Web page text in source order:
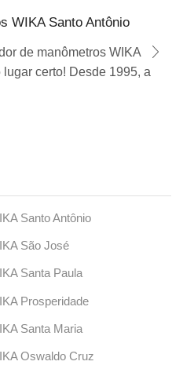
WIKA Santo Antônio
de manômetros WIKA
certo! Desde 1995, a
Santo Antônio
São José
Santa Paula
Prosperidade
Santa Maria
Oswaldo Cruz